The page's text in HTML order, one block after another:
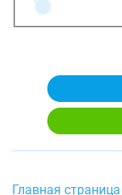
Главная страница